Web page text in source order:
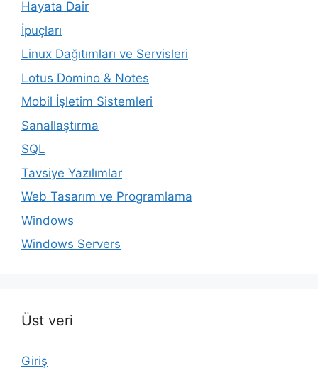
Hayata Dair
İpuçları
Linux Dağıtımları ve Servisleri
Lotus Domino & Notes
Mobil İşletim Sistemleri
Sanallaştırma
SQL
Tavsiye Yazılımlar
Web Tasarım ve Programlama
Windows
Windows Servers
Üst veri
Giriş